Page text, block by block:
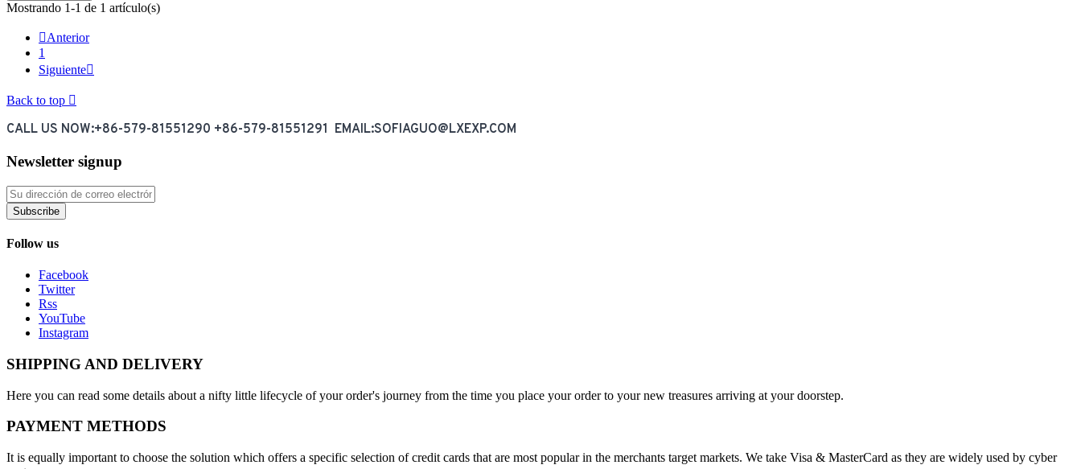
Mostrando 1-1 de 1 artículo(s)
Anterior
1
Siguiente
Back to top 
CALL US NOW:+86-579-81551290 +86-579-81551291 EMAIL:SOFIAGUO@LXEXP.COM
Newsletter signup
Subscribe
Follow us
Facebook
Twitter
Rss
YouTube
Instagram
SHIPPING AND DELIVERY
Here you can read some details about a nifty little lifecycle of your order's journey from the time you place your order to your new treasures arriving at your doorstep.
PAYMENT METHODS
It is equally important to choose the solution which offers a specific selection of credit cards that are most popular in the merchants target markets. We take Visa & MasterCard as they are widely used by cyber